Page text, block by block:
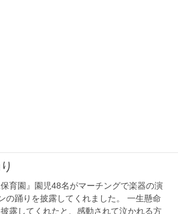
育園』園児48名がマーチングで楽器の演
の踊りを披露してくれました。 一生懸命
露してくれたと、感動されて泣かれる方